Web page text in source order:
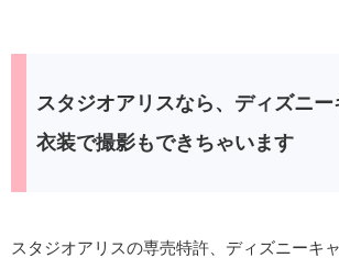
スタジオアリスなら、ディズニ
衣装で撮影もできちゃいます
スタジオアリスの専売特許、ディズニーキ